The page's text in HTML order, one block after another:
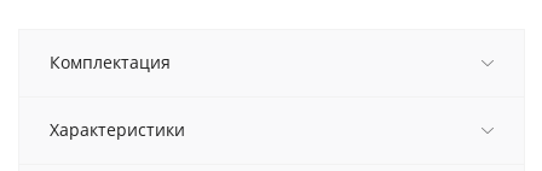
Комплектация
Характеристики